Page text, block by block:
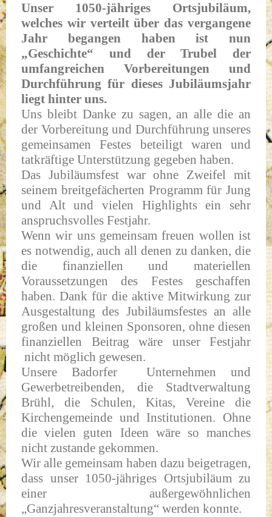
Unser 1050-jähriges Ortsjubiläum,
welches wir verteilt über das vergangene
Jahr begangen haben ist nun
„Geschichte“ und der Trubel der
umfangreichen Vorbereitungen und
Durchführung für dieses Jubiläumsjahr
liegt hinter uns.
Uns bleibt Danke zu sagen, an alle die an
der Vorbereitung und Durchführung unseres
gemeinsamen Festes beteiligt waren und
tatkräftige Unterstützung gegeben haben.
Das Jubiläumsfest war ohne Zweifel mit
seinem breitgefächerten Programm für Jung
und Alt und vielen Highlights ein sehr
anspruchsvolles Festjahr.
Wenn wir uns gemeinsam freuen wollen ist
es notwendig, auch all denen zu danken, die
die finanziellen und materiellen
Voraussetzungen des Festes geschaffen
haben. Dank für die aktive Mitwirkung zur
Ausgestaltung des Jubiläumsfestes an alle
großen und kleinen Sponsoren, ohne diesen
finanziellen Beitrag wäre unser Festjahr
nicht möglich gewesen.
Unsere Badorfer Unternehmen und
Gewerbetreibenden, die Stadtverwaltung
Brühl, die Schulen, Kitas, Vereine die
Kirchengemeinde und Institutionen. Ohne
die vielen guten Ideen wäre so manches
nicht zustande gekommen.
Wir alle gemeinsam haben dazu beigetragen,
dass unser 1050-jähriges Ortsjubiläum zu
einer außergewöhnlichen
„Ganzjahresveranstaltung“ werden konnte.